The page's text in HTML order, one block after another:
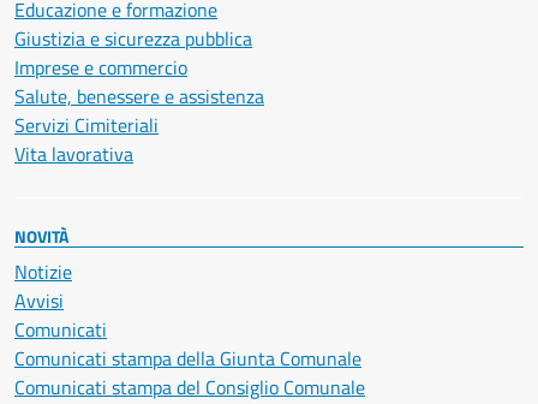
Educazione e formazione
Giustizia e sicurezza pubblica
Imprese e commercio
Salute, benessere e assistenza
Servizi Cimiteriali
Vita lavorativa
NOVITÀ
Notizie
Avvisi
Comunicati
Comunicati stampa della Giunta Comunale
Comunicati stampa del Consiglio Comunale